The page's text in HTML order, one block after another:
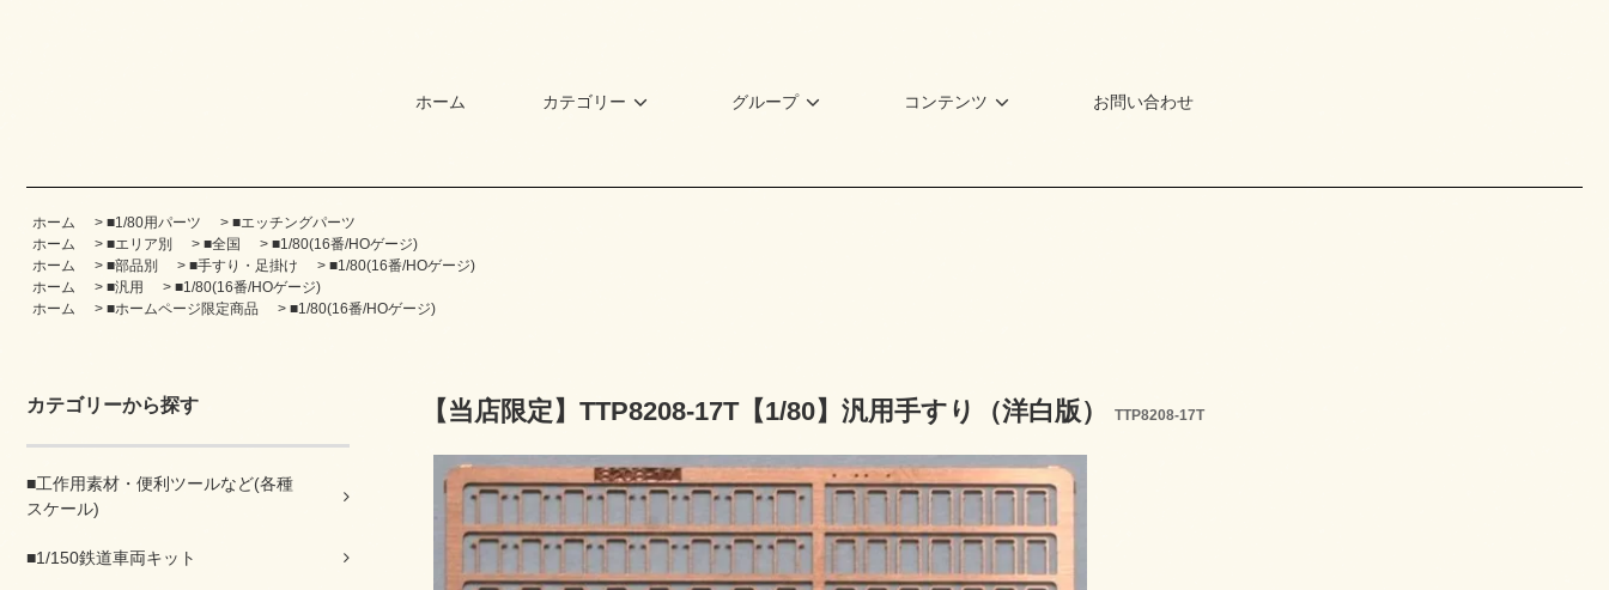
ホーム カテゴリー グループ コンテンツ お問い合わせ
ホーム > ■1/80用パーツ > ■エッチングパーツ
ホーム
> ■エリア別 > ■全国 > ■1/80(16番/HOゲージ)
ホーム
> ■部品別 > ■手すり・足掛け > ■1/80(16番/HOゲージ)
ホーム
> ■汎用 > ■1/80(16番/HOゲージ)
ホーム
> ■ホームページ限定商品 > ■1/80(16番/HOゲージ)
カテゴリーから探す
■工作用素材・便利ツールなど(各種
スケール)
■1/150鉄道車両キット
【当店限定】TTP8208-17T【1/80】汎用手すり（洋白版） TTP8208-17T